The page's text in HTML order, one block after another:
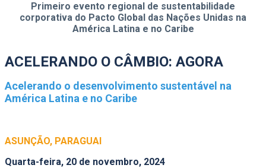
Primeiro evento regional de sustentabilidade
corporativa do Pacto Global das Nações Unidas na
América Latina e no Caribe
ACELERANDO O CÂMBIO: AGORA
Acelerando o desenvolvimento sustentável na
América Latina e no Caribe
ASUNÇÃO, PARAGUAI
Quarta-feira, 20 de novembro, 2024